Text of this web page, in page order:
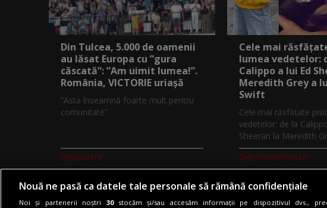
Din Tulcea, 5.000 de oamenii
au lăsat Europa cu ”gura
căscată”: ”Am uimit lumea!”.
România, VICTORIE uriașă
”Asta înseamnă foarte mult pentru
comunitate”.
DigiSport.ro
Cele mai
lumea vedetelor:
Calippo a lui Ed
Meredith Grey a
Swift
Cele mai răsfățate
vedetelor: de la
Sheeran la Meredith
Digi-AnimalWorld.tv
Nouă ne pasă ca datele tale personale să rămână confidențiale
Noi și partenerii noștri 30stocăm și/sau accesăm informații pe dispozitivul dvs.,